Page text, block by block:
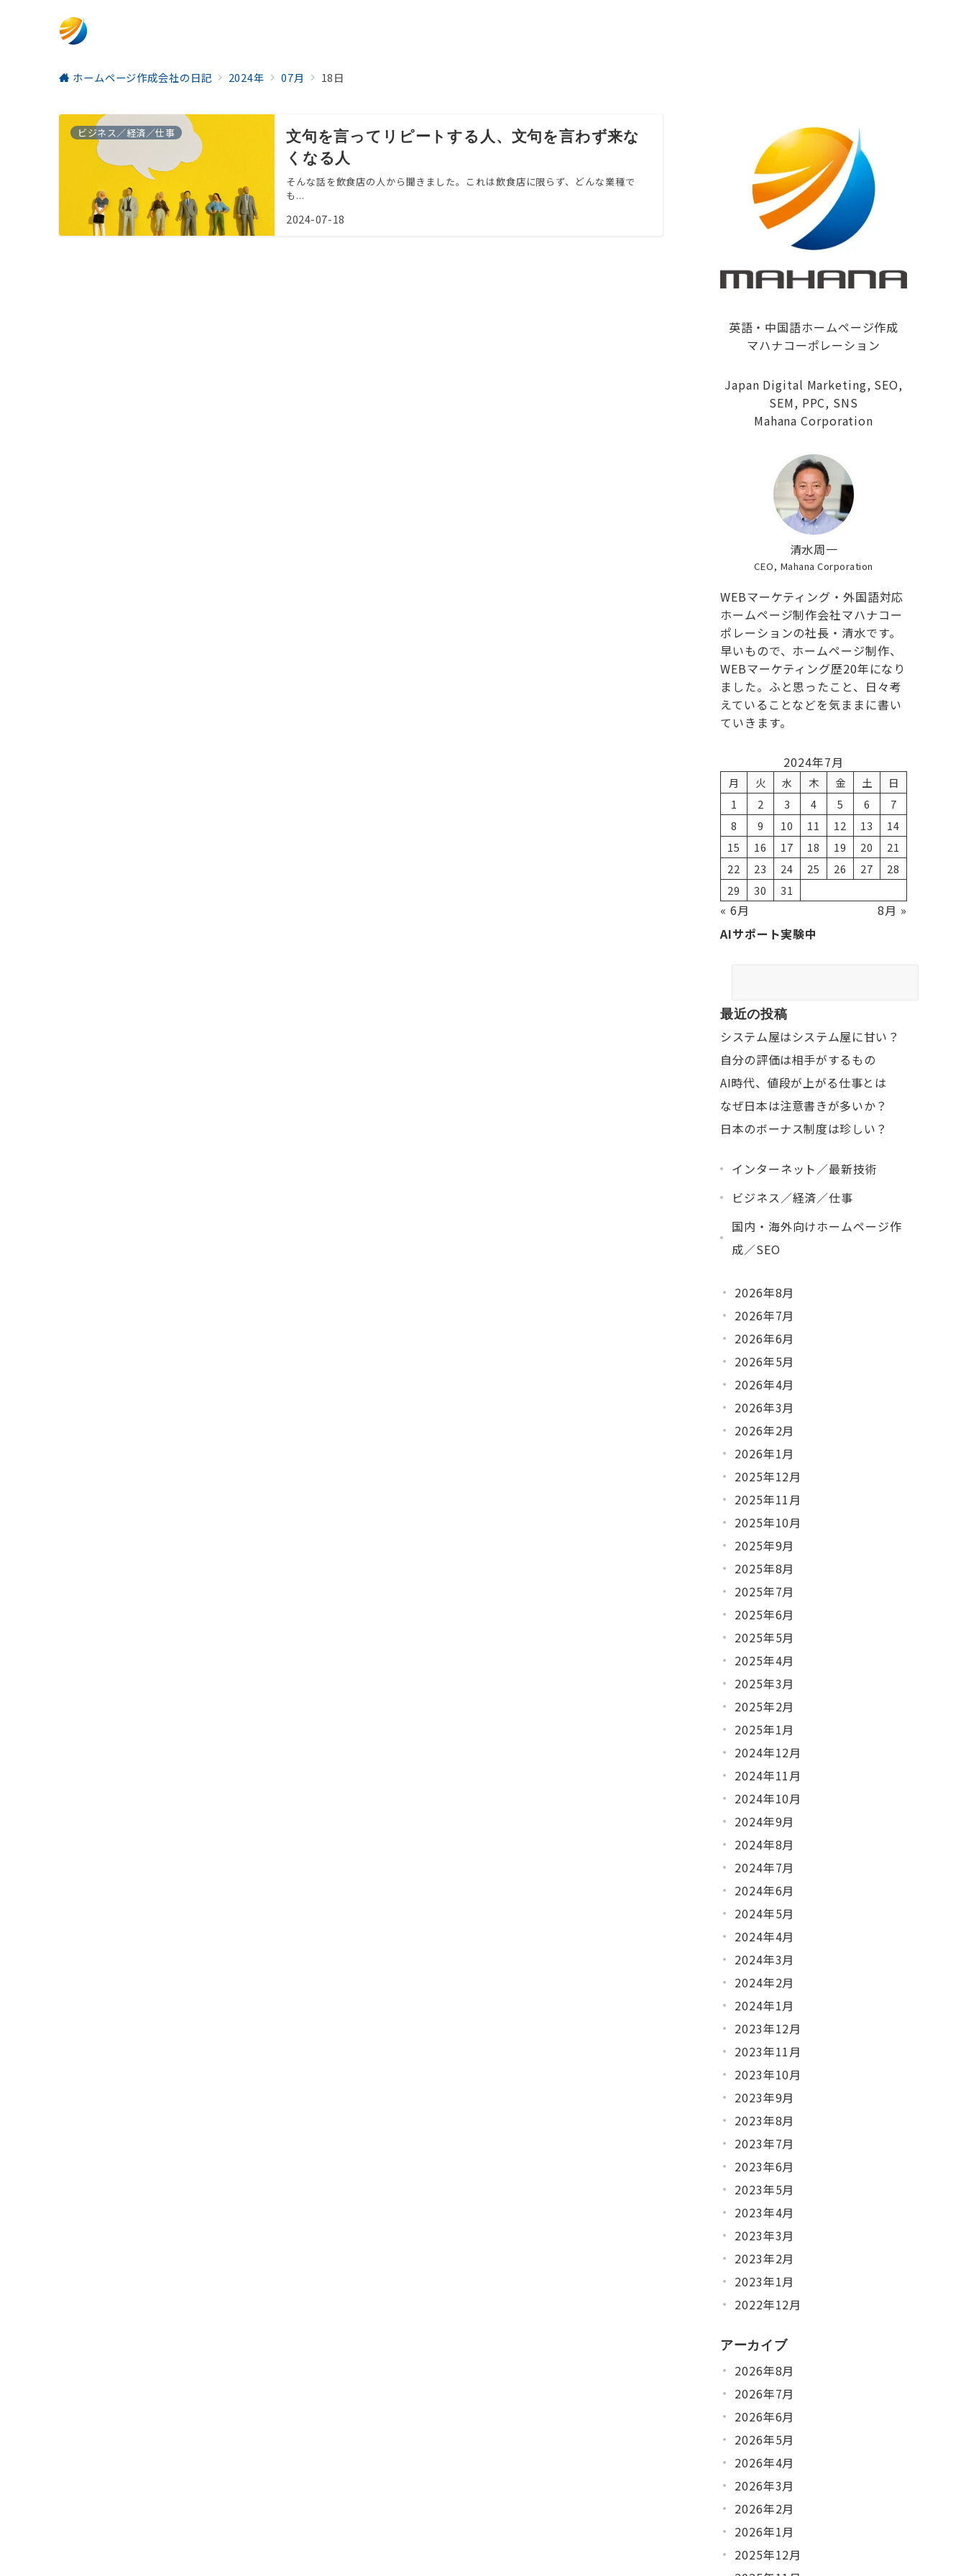
ホームページ作成会社の日記 2024年 07月 18日
ビジネス／経済／仕事
文句を言ってリピートする人、文句を言わず来な
くなる人
そんな話を飲食店の人から聞きました。これは飲食店に限らず、どんな業種で
も...
2024-07-18
英語・中国語ホームページ作成
マハナコーポレーション
Japan Digital Marketing, SEO,
SEM, PPC, SNS
Mahana Corporation
清水周一
CEO, Mahana Corporation
WEBマーケティング・外国語対応
ホームページ制作会社マハナコー
ポレーションの社長・清水です。
早いもので、ホームページ制作、
WEBマーケティング歴20年になり
ました。ふと思ったこと、日々考
えていることなどを気ままに書い
ていきます。
2024年7月
月 火 水 木 金 土
日
1
2 3 4 5 6
7
8
9 10 11 12 13
14
15
16 17 18 19 20
21
22
23 24 25 26 27
28
29
30 31
« 6月
8月 »
AIサポート実験中
最近の投稿
システム屋はシステム屋に甘い？
自分の評価は相手がするもの
AI時代、値段が上がる仕事とは
なぜ日本は注意書きが多いか？
日本のボーナス制度は珍しい？
インターネット／最新技術
ビジネス／経済／仕事
国内・海外向けホームページ作
成／SEO
2026年8月
2026年7月
2026年6月
2026年5月
2026年4月
2026年3月
2026年2月
2026年1月
2025年12月
2025年11月
2025年10月
2025年9月
2025年8月
2025年7月
2025年6月
2025年5月
2025年4月
2025年3月
2025年2月
2025年1月
2024年12月
2024年11月
2024年10月
2024年9月
2024年8月
2024年7月
2024年6月
2024年5月
2024年4月
2024年3月
2024年2月
2024年1月
2023年12月
2023年11月
2023年10月
2023年9月
2023年8月
2023年7月
2023年6月
2023年5月
2023年4月
2023年3月
2023年2月
2023年1月
2022年12月
アーカイブ
2026年8月
2026年7月
2026年6月
2026年5月
2026年4月
2026年3月
2026年2月
2026年1月
2025年12月